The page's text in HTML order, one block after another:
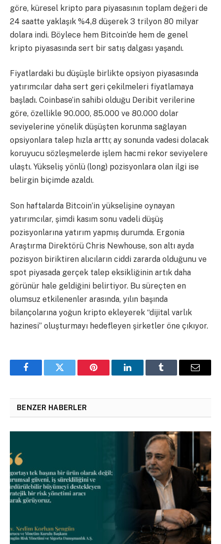
göre, küresel kripto para piyasasının toplam değeri de
24 saatte yaklaşık %4,8 düşerek 3 trilyon 80 milyar
dolara indi. Böylece hem Bitcoin’de hem de genel
kripto piyasasında sert bir satış dalgası yaşandı.
Fiyatlardaki bu düşüşle birlikte opsiyon piyasasında
yatırımcılar daha sert geri çekilmeleri fiyatlamaya
başladı. Coinbase’in sahibi olduğu Deribit verilerine
göre, özellikle 90.000, 85.000 ve 80.000 dolar
seviyelerine yönelik düşüşten korunma sağlayan
opsiyonlara talep hızla arttı; ay sonunda vadesi dolacak
koruyucu sözleşmelerde işlem hacmi rekor seviyelere
ulaştı. Yükseliş yönlü (long) pozisyonlara olan ilgi ise
belirgin biçimde azaldı.
Son haftalarda Bitcoin’in yükselişine oynayan
yatırımcılar, şimdi kasım sonu vadeli düşüş
pozisyonlarına yatırım yapmış durumda. Ergonia
Araştırma Direktörü Chris Newhouse, son altı ayda
pozisyon biriktiren alıcıların ciddi zararda olduğunu ve
spot piyasada gerçek talep eksikliğinin artık daha
görünür hale geldiğini belirtiyor. Bu süreçten en
olumsuz etkilenenler arasında, yılın başında
bilançolarına yoğun kripto ekleyerek “dijital varlık
hazinesi” oluşturmayı hedefleyen şirketler öne çıkıyor.
FacebookTwitter Pinterest LinkedInTumblr Email
BENZER HABERLER